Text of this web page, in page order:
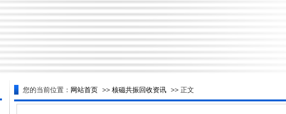
您的当前位置： 网站首页 >> 核磁共振回收资讯 >> 正文